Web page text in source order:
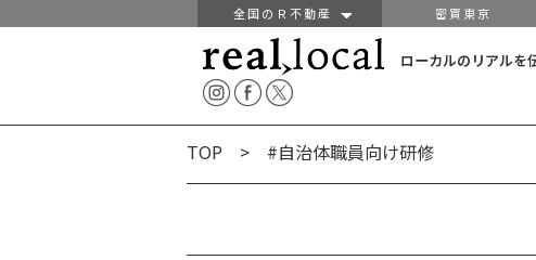
全国のＲ不動産 密買東京
ローカルのリアルを
TOP > #自治体職員向け研修